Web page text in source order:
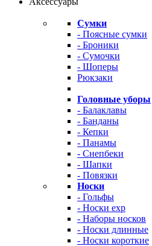
Сумки
- Поясные сумки
- Броники
- Сумочки
- Шоперы
Рюкзаки
Головные уборы
- Балаклавы
- Банданы
- Кепки
- Панамы
- Снепбеки
- Шапки
- Повязки
Носки
- Гольфы
- Носки exp
- Наборы носков
- Носки длинные
- Носки короткие